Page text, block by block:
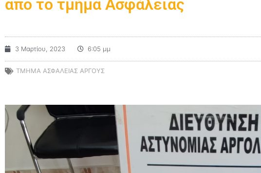
απο το τμήμα Ασφάλειας
3 Μαρτίου, 2023 6:05 μμ
ΤΜΉΜΑ ΑΣΦΆΛΕΙΑΣ ΑΡΓΟΥΣ